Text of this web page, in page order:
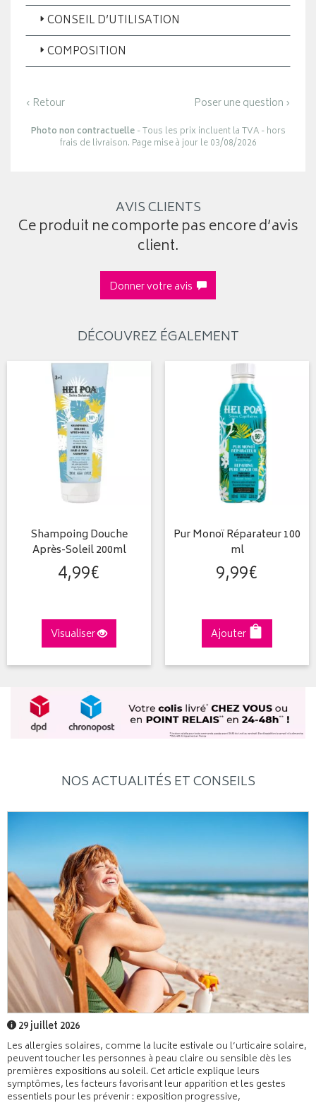
CONSEIL D’UTILISATION
COMPOSITION
‹ Retour Poser une question ›
Photo non contractuelle- Tous les prix incluent la TVA - hors
frais de livraison. Page mise à jour le 03/08/2026
AVIS CLIENTS
Ce produit ne comporte pas encore d’avis
client.
Donner votre avis
DÉCOUVREZ ÉGALEMENT
Shampoing Douche
Après-Soleil 200ml
4,99€
Visualiser
Pur Monoï Réparateur 100
ml
9,99€
Ajouter
NOS ACTUALITÉS ET CONSEILS
29 juillet 2026
Les allergies solaires, comme la lucite estivale ou l’urticaire solaire,
peuvent toucher les personnes à peau claire ou sensible dès les
premières expositions au soleil. Cet article explique leurs
symptômes, les facteurs favorisant leur apparition et les gestes
essentiels pour les prévenir : exposition progressive,